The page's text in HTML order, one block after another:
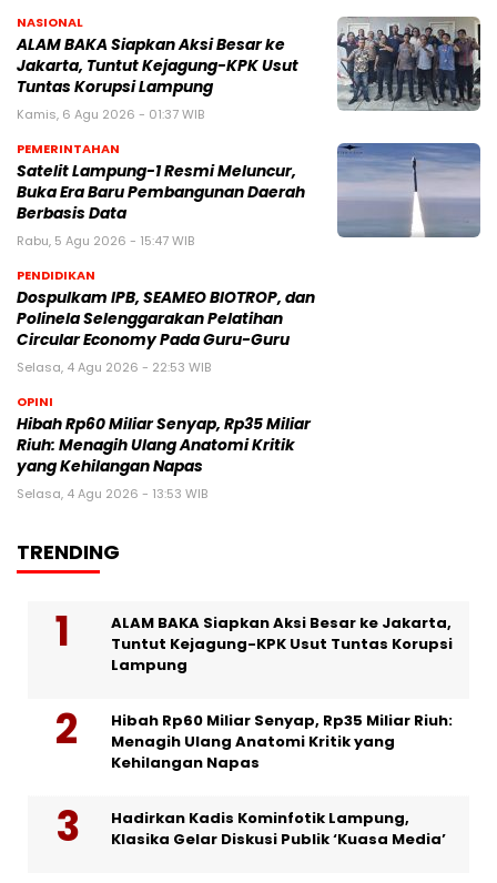
NASIONAL
ALAM BAKA Siapkan Aksi Besar ke
Jakarta, Tuntut Kejagung-KPK Usut
Tuntas Korupsi Lampung
Kamis, 6 Agu 2026 - 01:37 WIB
PEMERINTAHAN
Satelit Lampung-1 Resmi Meluncur,
Buka Era Baru Pembangunan Daerah
Berbasis Data
Rabu, 5 Agu 2026 - 15:47 WIB
PENDIDIKAN
Dospulkam IPB, SEAMEO BIOTROP, dan
Polinela Selenggarakan Pelatihan
Circular Economy Pada Guru-Guru
Selasa, 4 Agu 2026 - 22:53 WIB
OPINI
Hibah Rp60 Miliar Senyap, Rp35 Miliar
Riuh: Menagih Ulang Anatomi Kritik
yang Kehilangan Napas
Selasa, 4 Agu 2026 - 13:53 WIB
TRENDING
ALAM BAKA Siapkan Aksi Besar ke Jakarta,
Tuntut Kejagung-KPK Usut Tuntas Korupsi
Lampung
Hibah Rp60 Miliar Senyap, Rp35 Miliar Riuh:
Menagih Ulang Anatomi Kritik yang
Kehilangan Napas
Hadirkan Kadis Kominfotik Lampung,
Klasika Gelar Diskusi Publik ‘Kuasa Media’